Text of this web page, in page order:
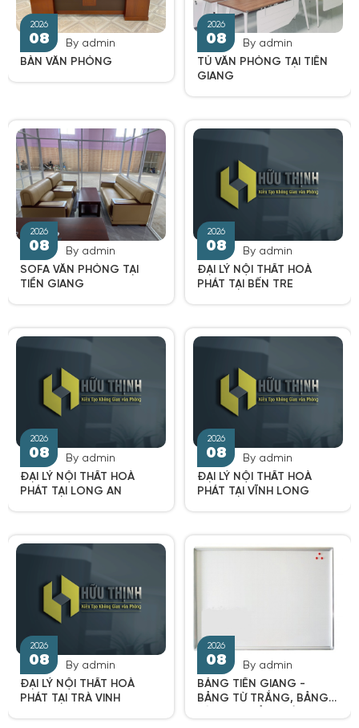
08
2026 2026
08
2026
08
By admin
BÀN VĂN PHÒNG
By admin
TỦ VĂN PHÒNG TẠI TIỀN
GIANG
By admin
SOFA VĂN PHÒNG TẠI
TIỀN GIANG
By admin
ĐẠI LÝ NỘI THẤT HOÀ
PHÁT TẠI BẾN TRE
By admin
ĐẠI LÝ NỘI THẤT HOÀ
PHÁT TẠI LONG AN
By admin
ĐẠI LÝ NỘI THẤT HOÀ
PHÁT TẠI VĨNH LONG
By admin
ĐẠI LÝ NỘI THẤT HOÀ
PHÁT TẠI TRÀ VINH
By admin
BẢNG TIỀN GIANG -
BẢNG TỪ TRẮNG, BẢNG